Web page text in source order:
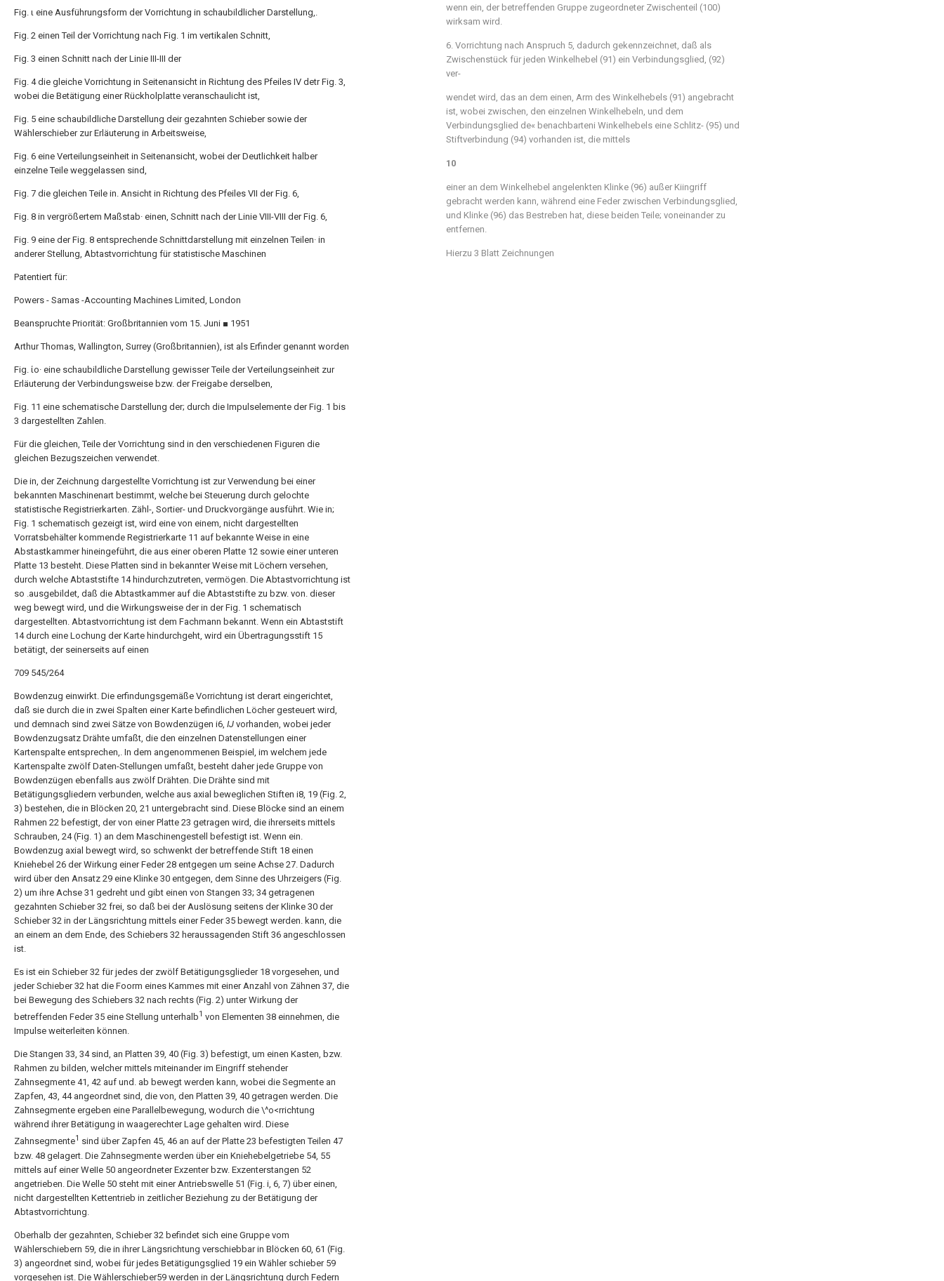
Fig. ι eine Ausführungsform der Vorrichtung in schaubildlicher Darstellung,.
Fig. 2 einen Teil der Vorrichtung nach Fig. 1 im vertikalen Schnitt,
Fig. 3 einen Schnitt nach der Linie III-III der
Fig. 4 die gleiche Vorrichtung in Seitenansicht in Richtung des Pfeiles IV detr Fig. 3,
wobei die Betätigung einer Rückholplatte veranschaulicht ist,
Fig. 5 eine schaubildliche Darstellung deir gezahnten Schieber sowie der
Wählerschieber zur Erläuterung in Arbeitsweise,
Fig. 6 eine Verteilungseinheit in Seitenansicht, wobei der Deutlichkeit halber
einzelne Teile weggelassen sind,
Fig. 7 die gleichen Teile in. Ansicht in Richtung des Pfeiles VII der Fig. 6,
Fig. 8 in vergrößertem Maßstab· einen, Schnitt nach der Linie VIII-VIII der Fig. 6,
Fig. 9 eine der Fig. 8 entsprechende Schnittdarstellung mit einzelnen Teilen· in
anderer Stellung, Abtastvorrichtung für statistische Maschinen
Patentiert für:
Powers - Samas -Accounting Machines Limited, London
Beanspruchte Priorität: Großbritannien vom 15. Juni ■ 1951
Arthur Thomas, Wallington, Surrey (Großbritannien), ist als Erfinder genannt worden
Fig. ίο· eine schaubildliche Darstellung gewisser Teile der Verteilungseinheit zur
Erläuterung der Verbindungsweise bzw. der Freigabe derselben,
Fig. 11 eine schematische Darstellung der; durch die Impulselemente der Fig. 1 bis
3 dargestellten Zahlen.
Für die gleichen, Teile der Vorrichtung sind in den verschiedenen Figuren die
gleichen Bezugszeichen verwendet.
Die in, der Zeichnung dargestellte Vorrichtung ist zur Verwendung bei einer
bekannten Maschinenart bestimmt, welche bei Steuerung durch gelochte
statistische Registrierkarten. Zähl-, Sortier- und Druckvorgänge ausführt. Wie in;
Fig. 1 schematisch gezeigt ist, wird eine von einem, nicht dargestellten
Vorratsbehälter kommende Registrierkarte 11 auf bekannte Weise in eine
Abstastkammer hineingeführt, die aus einer oberen Platte 12 sowie einer unteren
Platte 13 besteht. Diese Platten sind in bekannter Weise mit Löchern versehen,
durch welche Abtaststifte 14 hindurchzutreten, vermögen. Die Abtastvorrichtung ist
so .ausgebildet, daß die Abtastkammer auf die Abtaststifte zu bzw. von. dieser
weg bewegt wird, und die Wirkungsweise der in der Fig. 1 schematisch
dargestellten. Abtastvorrichtung ist dem Fachmann bekannt. Wenn ein Abtaststift
14 durch eine Lochung der Karte hindurchgeht, wird ein Übertragungsstift 15
betätigt, der seinerseits auf einen
709 545/264
Bowdenzug einwirkt. Die erfindungsgemäße Vorrichtung ist derart eingerichtet,
daß sie durch die in zwei Spalten einer Karte befindlichen Löcher gesteuert wird,
und demnach sind zwei Sätze von Bowdenzügen i6, IJ vorhanden, wobei jeder
Bowdenzugsatz Drähte umfaßt, die den einzelnen Datenstellungen einer
Kartenspalte entsprechen,. In dem angenommenen Beispiel, im welchem jede
Kartenspalte zwölf Daten-Stellungen umfaßt, besteht daher jede Gruppe von
Bowdenzügen ebenfalls aus zwölf Drähten. Die Drähte sind mit
Betätigungsgliedern verbunden, welche aus axial beweglichen Stiften i8, 19 (Fig. 2,
3) bestehen, die in Blöcken 20, 21 untergebracht sind. Diese Blöcke sind an einem
Rahmen 22 befestigt, der von einer Platte 23 getragen wird, die ihrerseits mittels
Schrauben, 24 (Fig. 1) an dem Maschinengestell befestigt ist. Wenn ein.
Bowdenzug axial bewegt wird, so schwenkt der betreffende Stift 18 einen
Kniehebel 26 der Wirkung einer Feder 28 entgegen um seine Achse 27. Dadurch
wird über den Ansatz 29 eine Klinke 30 entgegen, dem Sinne des Uhrzeigers (Fig.
2) um ihre Achse 31 gedreht und gibt einen von Stangen 33; 34 getragenen
gezahnten Schieber 32 frei, so daß bei der Auslösung seitens der Klinke 30 der
Schieber 32 in der Längsrichtung mittels einer Feder 35 bewegt werden. kann, die
an einem an dem Ende, des Schiebers 32 heraussagenden Stift 36 angeschlossen
ist.
Es ist ein Schieber 32 für jedes der zwölf Betätigungsglieder 18 vorgesehen, und
jeder Schieber 32 hat die Foorm eines Kammes mit einer Anzahl von Zähnen 37, die
bei Bewegung des Schiebers 32 nach rechts (Fig. 2) unter Wirkung der
betreffenden Feder 35 eine Stellung unterhalb1 von Elementen 38 einnehmen, die
Impulse weiterleiten können.
Die Stangen 33, 34 sind, an Platten 39, 40 (Fig. 3) befestigt, um einen Kasten, bzw.
Rahmen zu bilden, welcher mittels miteinander im Eingriff stehender
Zahnsegmente 41, 42 auf und. ab bewegt werden kann, wobei die Segmente an
Zapfen, 43, 44 angeordnet sind, die von, den Platten 39, 40 getragen werden. Die
Zahnsegmente ergeben eine Parallelbewegung, wodurch die \^o<rrichtung
während ihrer Betätigung in waagerechter Lage gehalten wird. Diese
Zahnsegmente1 sind über Zapfen 45, 46 an auf der Platte 23 befestigten Teilen 47
bzw. 48 gelagert. Die Zahnsegmente werden über ein Kniehebelgetriebe 54, 55
mittels auf einer WeIIe 50 angeordneter Exzenter bzw. Exzenterstangen 52
angetrieben. Die Welle 50 steht mit einer Antriebswelle 51 (Fig. i, 6, 7) über einen,
nicht dargestellten Kettentrieb in zeitlicher Beziehung zu der Betätigung der
Abtastvorrichtung.
Oberhalb der gezahnten, Schieber 32 befindet sich eine Gruppe vom
Wählerschiebern 59, die in ihrer Längsrichtung verschiebbar in Blöcken 60, 61 (Fig.
3) angeordnet sind, wobei für jedes Betätigungsglied 19 ein Wähler schieber 59
vorgesehen ist. Die Wählerschieber59 werden in der Längsrichtung durch Federn
wenn ein, der betreffenden Gruppe zugeordneter Zwischenteil (100)
wirksam wird.
6. Vorrichtung nach Anspruch 5, dadurch gekennzeichnet, daß als
Zwischenstück für jeden Winkelhebel (91) ein Verbindungsglied, (92)
ver-
wendet wird, das an dem einen, Arm des Winkelhebels (91) angebracht
ist, wobei zwischen, den einzelnen Winkelhebeln, und dem
Verbindungsglied de« benachbarteni Winkelhebels eine Schlitz- (95) und
Stiftverbindung (94) vorhanden ist, die mittels
10
einer an dem Winkelhebel angelenkten Klinke (96) außer Kiingriff
gebracht werden kann, während eine Feder zwischen Verbindungsglied,
und Klinke (96) das Bestreben hat, diese beiden Teile; voneinander zu
entfernen.
Hierzu 3 Blatt Zeichnungen